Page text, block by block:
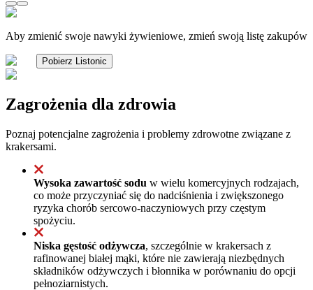
Aby zmienić swoje nawyki żywieniowe, zmień swoją listę zakupów
Pobierz Listonic
Zagrożenia dla zdrowia
Poznaj potencjalne zagrożenia i problemy zdrowotne związane z
krakersami.
Wysoka zawartość sodu w wielu komercyjnych rodzajach,
co może przyczyniać się do nadciśnienia i zwiększonego
ryzyka chorób sercowo-naczyniowych przy częstym
spożyciu.
Niska gęstość odżywcza, szczególnie w krakersach z
rafinowanej białej mąki, które nie zawierają niezbędnych
składników odżywczych i błonnika w porównaniu do opcji
pełnoziarnistych.